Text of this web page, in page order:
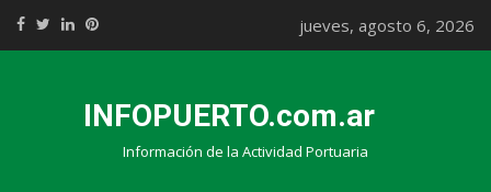
jueves, agosto 6, 2026
INFOPUERTO.com.ar
Información de la Actividad Portuaria